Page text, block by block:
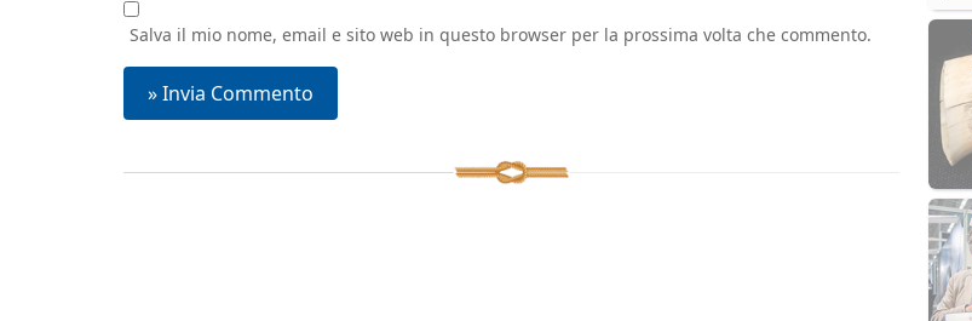
Salva il mio nome, email e sito web in questo browser per la prossima volta che commento.